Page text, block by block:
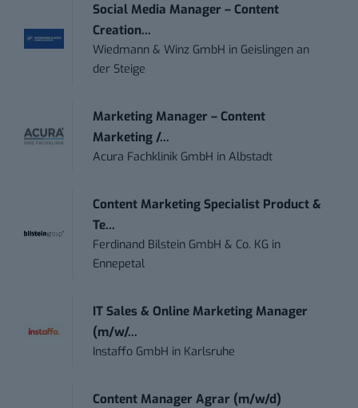
Social Media Manager – Content
Creation...
Wiedmann & Winz GmbH in Geislingen an
der Steige
Marketing Manager – Content
Marketing /...
Acura Fachklinik GmbH inAlbstadt
Content Marketing Specialist Product &
Te...
Ferdinand Bilstein GmbH & Co. KG in
Ennepetal
IT Sales & Online Marketing Manager
(m/w/...
Instaffo GmbH in Karlsruhe
Content Manager Agrar (m/w/d)